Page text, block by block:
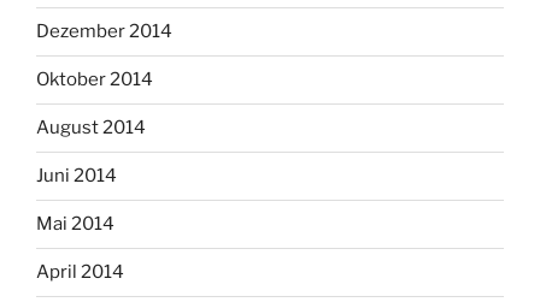
Dezember 2014
Oktober 2014
August 2014
Juni 2014
Mai 2014
April 2014